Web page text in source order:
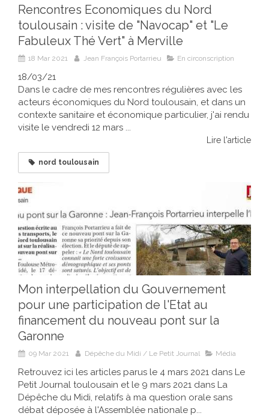
Rencontres Economiques du Nord
toulousain : visite de "Navocap" et "Le
Fabuleux Thé Vert" à Merville
18 Mar 2021 Jean François Portarrieu En circonscription
18/03/21
Dans le cadre de mes rencontres régulières avec les
acteurs économiques du Nord toulousain, et dans un
contexte sanitaire et économique particulier, j'ai rendu
visite le vendredi 12 mars ...
Lire l'article
nord toulousain
Mon interpellation du Gouvernement
pour une participation de l'Etat au
financement du nouveau pont sur la
Garonne
09 Mar 2021 Dépêche du Midi / Le Petit Journal Média
Retrouvez ici les articles parus le 4 mars 2021 dans Le
Petit Journal toulousain et le 9 mars 2021 dans La
Dépêche du Midi, relatifs à ma question orale sans
débat déposée à l'Assemblée nationale p...